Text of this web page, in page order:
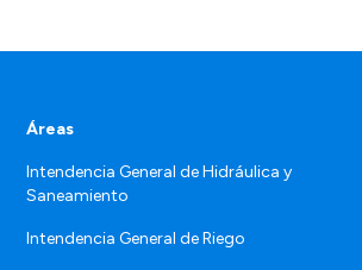
Áreas
Intendencia General de Hidráulica y
Saneamiento
Intendencia General de Riego